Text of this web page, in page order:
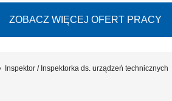
ZOBACZ WIĘCEJ OFERT PRACY
Inspektor / Inspektorka ds. urządzeń technicznych